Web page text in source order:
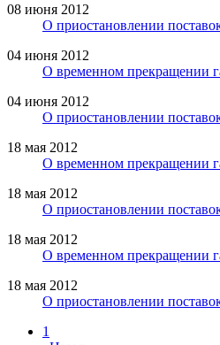
08 июня 2012
О приостановлении
04 июня 2012
О временном прекращении
04 июня 2012
О приостановлении
18 мая 2012
О временном прекращении
18 мая 2012
О приостановлении
18 мая 2012
О временном прекращении
18 мая 2012
О приостановлении
1